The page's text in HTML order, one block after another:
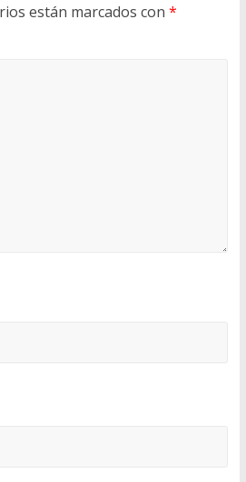
están marcados con *